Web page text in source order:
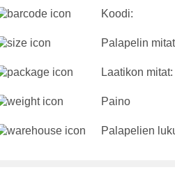
Koodi:
Palapelin
Laatikon mitat:
Paino
Palapelien